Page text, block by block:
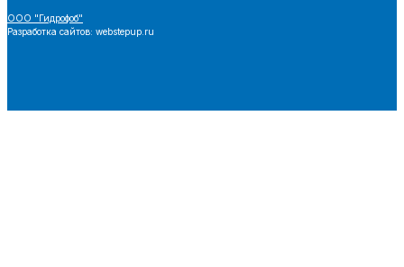
ООО "Гидрофоб"
Разработка сайтов: webstepup.ru